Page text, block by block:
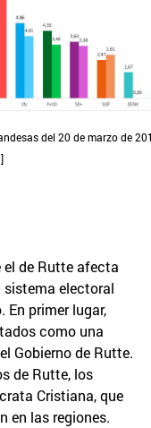
del 20 de marzo de
de Rutte afecta
sistema electoral
En primer lugar,
como una
Gobierno de Rutte.
de Rutte, los
Cristiana, que
en las regiones.